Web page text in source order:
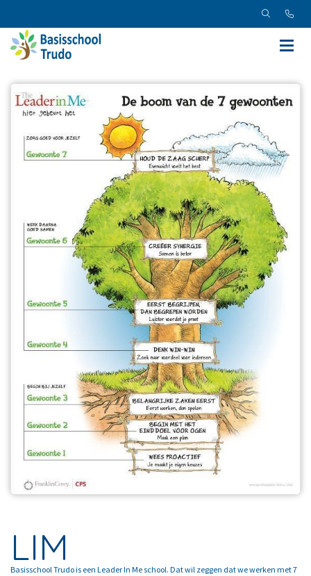
LIM
Basisschool Trudo is een Leader In Me school. Dat wil zeggen dat we werken met 7